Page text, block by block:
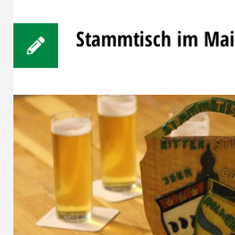
Stammtisch im Mai